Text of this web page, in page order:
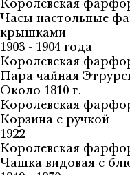
Королевская
Часы настольные
крышками
1903 - 1904 года
Королевская
Пара чайная
Около 1810 г.
Королевская
Корзина с ручкой
1922
Королевская
Чашка видовая с